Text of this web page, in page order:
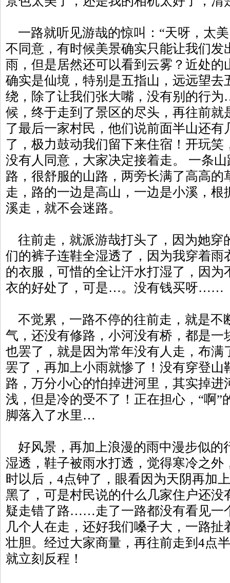
一路就听见游哉的惊叫：“天呀，太
不同意，有时候美景确实只能让我们发
雨，但是居然还可以看到云雾？近处的
确实是仙境，特别是五指山，远远望去
绕，除了让我们张大嘴，没有别的行
候，终于走到了景区的尽头，再往前就
了最后一家村民，他们说前面半山还
了，极力鼓动我们留下来住宿！开玩
没有人同意，大家决定接着走。 一条
路，很舒服的山路，两旁长满了高高的
走，路的一边是高山，一边是小溪，根
溪走，就不会迷路。
往前走，就派游哉打头了，因为她穿
们的裤子连鞋全湿透了，因为我穿着雨
的衣服，可惜的全让汗水打湿了，因为
衣的好处了，可是…。没有钱买呀……
不觉累，一路不停的往前走，就是不
气，还没有修路，小河没有桥，都是一
也罢了，就是因为常年没有人走，布满
罢了，再加上小雨就惨了！没有穿登山
路，万分小心的怕掉进河里，其实掉进
浅，但是冷的受不了！正在担心，“啊”
脚落入了水里…
好风景，再加上浪漫的雨中漫步似的
湿透，鞋子被雨水打透，觉得寒冷之外
时以后，4点钟了，眼看因为天阴再加
黑了，可是村民说的什么几家住户还没
疑走错了路……走了一路都没有看见一
几个人在走，还好我们嗓子大，一路
壮胆。经过大家商量，再往前走到4点
就立刻反程！